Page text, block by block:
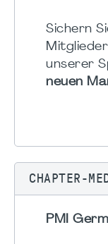
Sichern
unserer
neuen
CHAPTER-
PMI